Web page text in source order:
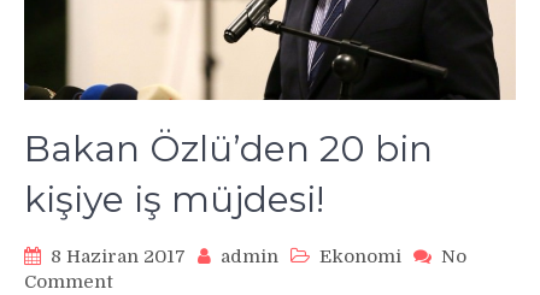
Bakan Özlü’den 20 bin
kişiye iş müjdesi!
8 Haziran 2017 admin Ekonomi
No
Commenton